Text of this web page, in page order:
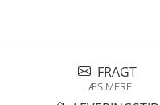
FRAGT
LÆS MERE